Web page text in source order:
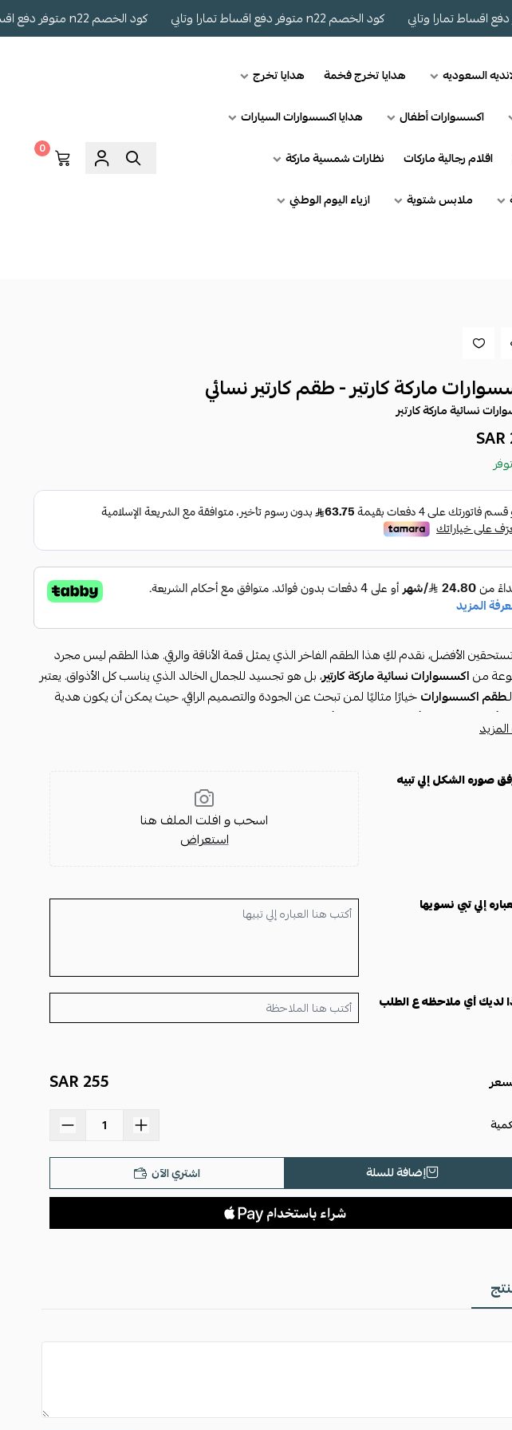
كود الخصم n22 متوفر دفع اقساط تمارا وتابي كود الخصم n22 متوفر دفع اقساط تمارا وتابي
السعوديه هدايا تخرج فخمة
هدايا تخرج
اكسسوارات أطفال
هدايا اكسسوارات السيارات
اقلام رجالية ماركات
نظارات شمسية ماركة
ملابس شتوية
ازياء اليوم الوطني
0
ماركة كارتير - طقم كارتير نسائي
نسائية ماركة كارتير
الأفضل، نقدم لكِ هذا الطقم الفاخر الذي يمثل قمة الأناقة والرقي. هذا الطقم ليس مجرد
مناكسسوارات نسائية ماركة كارتير، بل هو تجسيد للجمال الخالد الذي يناسب كل الأذواق. يعتبر
طقم اكسسواراتخيارًا مثاليًا لمن تبحث عن الجودة والتصميم الراقي، حيث يمكن أن يكون هدية
في أي مناسبة. رغم أنه مصمم بشكل أساسي للنساء، فإن
في عالم الأناقة، وهذا الطقم خير مثال.
نسائيةبتصميم ماركة كارتير: جودة عالية مع ضمان سنة يشمل الماكينة، البطارية، والماء.
فصوص: قطعة براقة تزيد من جمال إطلالتك.
كارتيرواستمتعي بفخامة لا تضاهى.
صوره الشكل إلي تبيه
اسحب و افلت الملف هنا
استعراض
إلي تبي نسويها
لديك أي ملاحظه ع الطلب
255 SAR
إضافة للسلة اشتري الآن